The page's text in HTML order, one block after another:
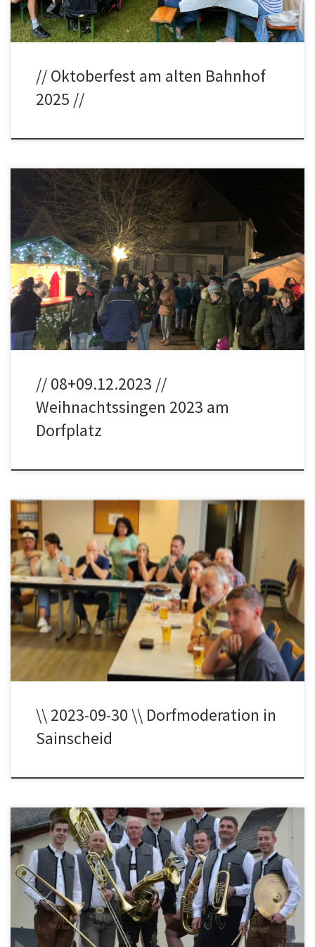
// Oktoberfest am alten Bahnhof
2025 //
Kulturverein Sainscheid Weihnachtssingen in Sainscheid am
08+09.12.2023 in Sainscheid am Dorfplatz Der Weihnachtsbaum
wird am Freitag ab 14 Uhr mit selbstgepackten Päckchen von
unsern Kindern geschmückt. Danach gehen wir in die
Weihnachtsbäckerei und backen Plätzchen für den Nikolaus. Am
Abend können wir den Weihnachtsbaum bei weihnachtlichen
Klängen und Glühwein mit […]
// 08+09.12.2023 //
Weihnachtssingen 2023 am
Dorfplatz
Beitrag zur Dorfmoderation in Sainscheid. Dorfmoderation in
Sainscheid
\\ 2023-09-30 \\ Dorfmoderation in
Sainscheid
Der Kulturverein Sainscheid lädt ein zum Oktoberfest am alten
Bahnhof am 09+10.09.2023. Der Fassanstich wird von unserm
Bürgermeister Janick Pape um 19 Uhr durchgeführt. Am Samstag
spielen die Oberkirchspielmusikanten ab 19.Uhr 30. Am Sonntag
spielen ab 11 Uhr die Wäller 9 mit Marcel Schreiner. Für das
leibliche Wohl ist bestens […]